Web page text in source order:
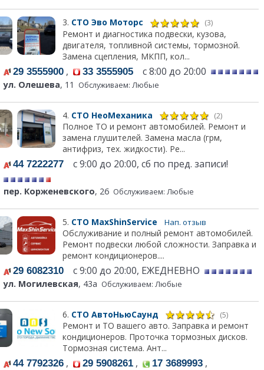
3. СТО Эво Моторс (3)
Ремонт и диагностика подвески, кузова,
двигателя, топливной системы, тормозной.
Замена сцепления, МКПП, кол...
29 3555900 , 33 3555905 с 8:00 до 20:00
ул. Олешева, 11 Обслуживаем: Любые
4. СТО НеоМеханика (2)
Полное ТО и ремонт автомобилей. Ремонт и
замена глушителей. Замена масла (грм,
антифриз, тех. жидкости). Ре...
44 7222277 с 9:00 до 20:00, сб по пред. записи!
пер. Корженевского, 26 Обслуживаем: Любые
5. СТО MaxShinService Нап. отзыв
Обслуживание и полный ремонт автомобилей.
Ремонт подвески любой сложности. Заправка и
ремонт кондиционеров....
29 6082310 с 9:00 до 20:00, ЕЖЕДНЕВНО
ул. Могилевская, 43а Обслуживаем: Любые
6. СТО АвтоНьюСаунд (5)
Ремонт и ТО вашего авто. Заправка и ремонт
кондиционеров. Проточка тормозных дисков.
Тормозная система. Ант...
44 7792326 , 29 5908261 , 17 3689993 ,